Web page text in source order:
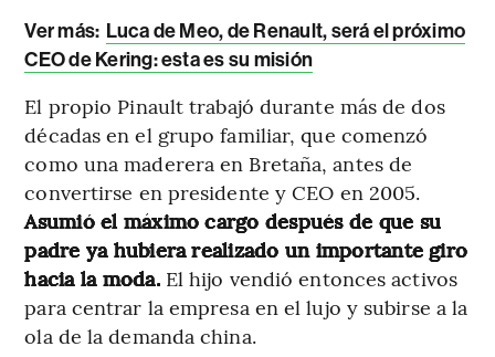
Ver más: Luca de Meo, de Renault, será el próximo
CEO de Kering: esta es su misión
El propio Pinault trabajó durante más de dos
décadas en el grupo familiar, que comenzó
como una maderera en Bretaña, antes de
convertirse en presidente y CEO en 2005.
Asumió el máximo cargo después de que su
padre ya hubiera realizado un importante giro
hacia la moda.El hijo vendió entonces activos
para centrar la empresa en el lujo y subirse a la
ola de la demanda china.